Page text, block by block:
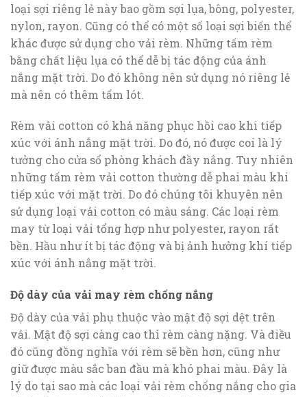
loại sợi riêng lẻ này bao gồm sợi lụa, bông, polyester,
nylon, rayon. Cũng có thể có một số loại sợi biến thể
khác được sử dụng cho vải rèm. Những tấm rèm
bằng chất liệu lụa có thể dễ bị tác động của ánh
nắng mặt trời. Do đó không nên sử dụng nó riêng lẻ
mà nên có thêm tấm lót.
Rèm vải cotton có khả năng phục hồi cao khi tiếp
xúc với ánh nắng mặt trời. Do đó, nó được coi là lý
tưởng cho cửa sổ phòng khách đầy nắng. Tuy nhiên
những tấm rèm vải cotton thường dễ phai màu khi
tiếp xúc với mặt trời. Do đó chúng tôi khuyên nên
sử dụng loại vải cotton có màu sáng. Các loại rèm
may từ loại vải tổng hợp như polyester, rayon rất
bền. Hầu như ít bị tác động và bị ảnh hưởng khí tiếp
xúc với ánh nắng mặt trời.
Độ dày của vải may rèm chống nắng
Độ dày của vải phụ thuộc vào mật độ sợi dệt trên
vải. Mật độ sợi càng cao thì rèm càng nặng. Và điều
đó cũng đồng nghĩa với rèm sẽ bền hơn, cũng như
giữ được màu sắc ban đầu mà khó phai màu. Đây là
lý do tại sao mà các loại vải rèm chống nắng cho gia